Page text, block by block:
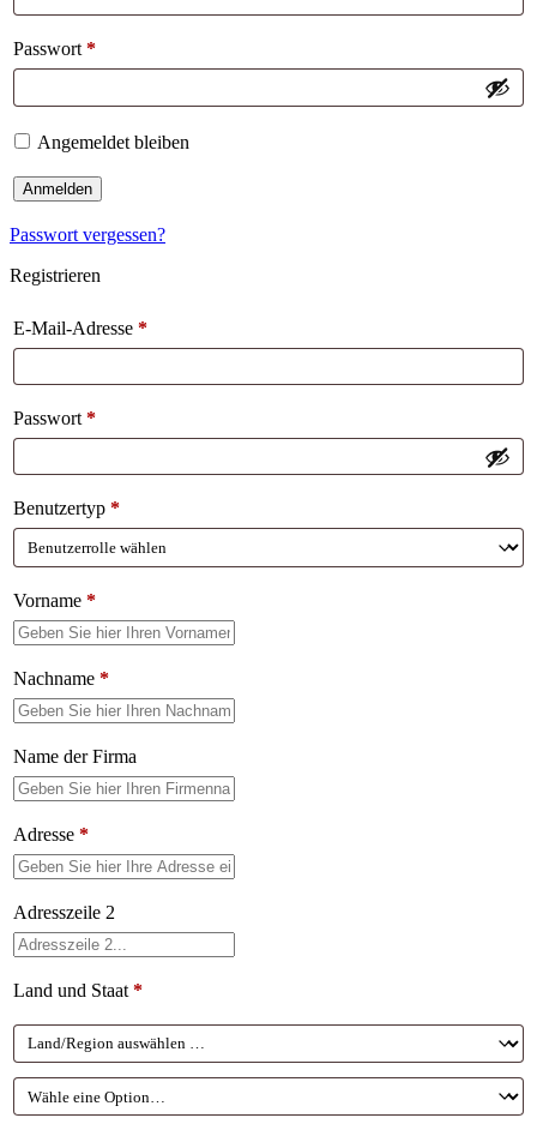
Passwort *
Angemeldet bleiben
Anmelden
Passwort vergessen?
Registrieren
E-Mail-Adresse *
Passwort *
Benutzertyp *
Vorname *
Nachname *
Name der Firma
Adresse *
Adresszeile 2
Land und Staat *